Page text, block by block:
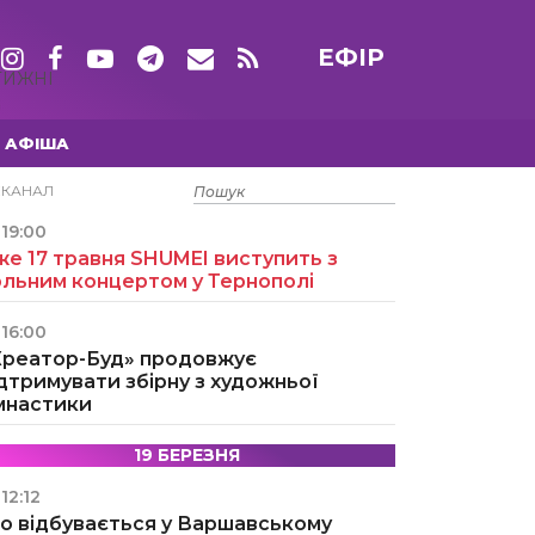
ЕФІР
АФІША
15 ТРАВНЯ
19:00
17 травня SHUMEI виступить з
концертом у Тернополі
16:00
Буд» продовжує
збірну з художньої
19 БЕРЕЗНЯ
12:12
відбувається у Варшавському